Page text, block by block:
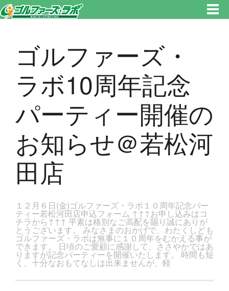
松河田店のページです。新宿区、若松河田で気軽にゴルフレッスン！
ゴルファーズ・
ラボ10周年記念
パーティー開催の
お知らせ＠若松河
田店
１２月６日(金)ゴルファーズ・ラボ１０周年記念パー
ティー若松河田店申込フォーム ↑↑↑お申し込みはコ
チラから↑↑↑ 平素は格別なご高配を賜り誠にありが
とうございます。 みなさまのおかげで、わたくしども
ゴルファーズ・ラボは無事に１０周年をむかえる事が
できます。 日頃のご愛顧に感謝して、ささやかではあ
りますが記念パーティーを開催いたします。 時間も短
く、十分なおもてなしは出来ませんが、軽